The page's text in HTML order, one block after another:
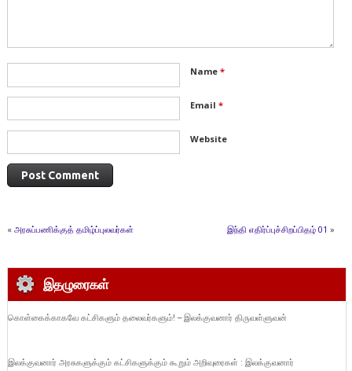
Name *
Email *
Website
« அரசுப்பணிக்குத் தமிழ்ப்புலவர்கள் இந்தி எதிர்ப்புச்சிறப்பிதழ் 01 »
இதழுரைகள்
கொள்கைக்காகவே கட்சிகளும் தலைவர்களும்! – இலக்குவனார் திருவள்ளுவன்
இலக்குவனார் அரசுகளுக்கும் கட்சிகளுக்கும் கூறும் அறிவுரைகள் : இலக்குவனார்